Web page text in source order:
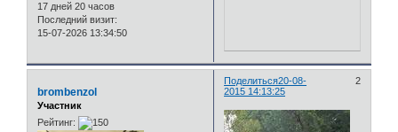
17 дней 20 часов
Последний визит:
15-07-2026 13:34:50
Поделиться 2
20-08-
2015 14:13:25
brombenzol
Участник
Рейтинг: